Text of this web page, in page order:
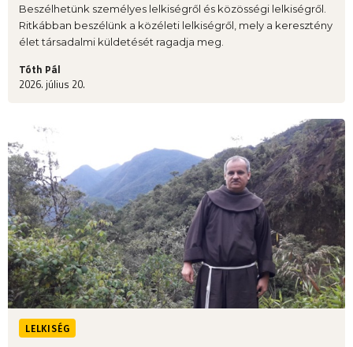
Beszélhetünk személyes lelkiségről és közösségi lelkiségről.
Ritkábban beszélünk a közéleti lelkiségről, mely a keresztény
élet társadalmi küldetését ragadja meg.
Tóth Pál
2026. július 20.
LELKISÉG